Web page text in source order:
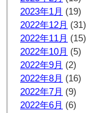
2023年1月 (19)
2022年12月 (31)
2022年11月 (15)
2022年10月 (5)
2022年9月 (2)
2022年8月 (16)
2022年7月 (9)
2022年6月 (6)